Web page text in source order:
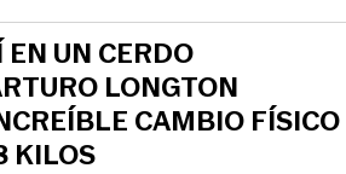
UN CERDO
LONGTON
CAMBIO FÍSICO
KILOS